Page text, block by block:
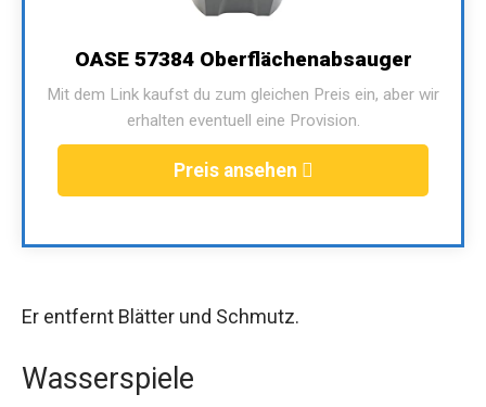
OASE 57384 Oberflächenabsauger
Mit dem Link kaufst du zum gleichen Preis ein, aber wir
erhalten eventuell eine Provision.
Preis ansehen
Er entfernt Blätter und Schmutz.
Wasserspiele